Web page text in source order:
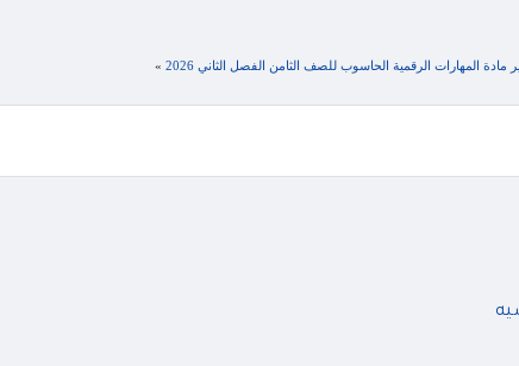
مادة المهارات الرقمية الحاسوب للصف الثامن الفصل الثاني 2026 »